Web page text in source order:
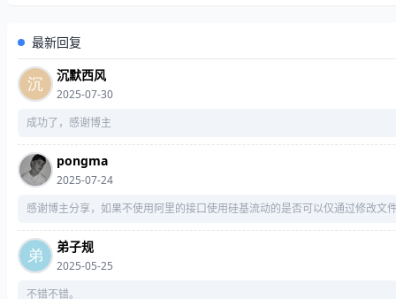
最新回复
沉默西风
2025-07-30
成功了，感谢博主
pongma
2025-07-24
感谢博主分享，如果不使用阿里的接口使用硅基流动的是否可以仅通过修改文
弟子规
2025-05-25
不错不错。